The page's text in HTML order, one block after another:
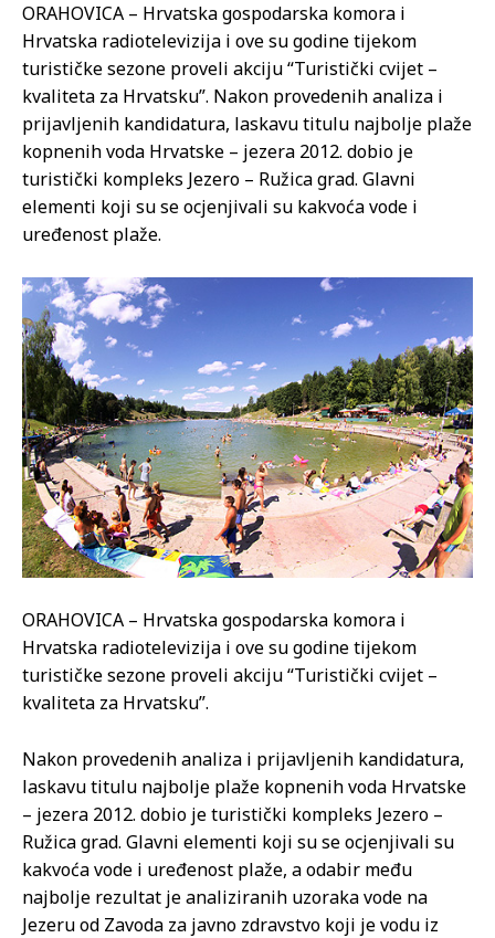
ORAHOVICA – Hrvatska gospodarska komora i
Hrvatska radiotelevizija i ove su godine tijekom
turističke sezone proveli akciju “Turistički cvijet –
kvaliteta za Hrvatsku”. Nakon provedenih analiza i
prijavljenih kandidatura, laskavu titulu najbolje plaže
kopnenih voda Hrvatske – jezera 2012. dobio je
turistički kompleks Jezero – Ružica grad. Glavni
elementi koji su se ocjenjivali su kakvoća vode i
uređenost plaže.
ORAHOVICA – Hrvatska gospodarska komora i
Hrvatska radiotelevizija i ove su godine tijekom
turističke sezone proveli akciju “Turistički cvijet –
kvaliteta za Hrvatsku”.
Nakon provedenih analiza i prijavljenih kandidatura,
laskavu titulu najbolje plaže kopnenih voda Hrvatske
– jezera 2012. dobio je turistički kompleks Jezero –
Ružica grad. Glavni elementi koji su se ocjenjivali su
kakvoća vode i uređenost plaže, a odabir među
najbolje rezultat je analiziranih uzoraka vode na
Jezeru od Zavoda za javno zdravstvo koji je vodu iz